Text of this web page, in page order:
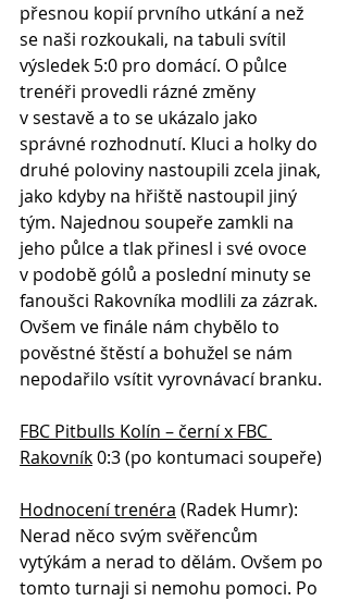
přesnou kopií prvního utkání a než
se naši rozkoukali, na tabuli svítil
výsledek 5:0 pro domácí. O půlce
trenéři provedli rázné změny
v sestavě a to se ukázalo jako
správné rozhodnutí. Kluci a holky do
druhé poloviny nastoupili zcela jinak,
jako kdyby na hřiště nastoupil jiný
tým. Najednou soupeře zamkli na
jeho půlce a tlak přinesl i své ovoce
v podobě gólů a poslední minuty se
fanoušci Rakovníka modlili za zázrak.
Ovšem ve finále nám chybělo to
pověstné štěstí a bohužel se nám
nepodařilo vsítit vyrovnávací branku.
FBC Pitbulls Kolín – černí x FBC
Rakovník 0:3 (po kontumaci soupeře)
Hodnocení trenéra (Radek Humr):
Nerad něco svým svěřencům
vytýkám a nerad to dělám. Ovšem po
tomto turnaji si nemohu pomoci. Po